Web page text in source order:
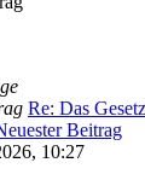
Re: Das
Beitrag
10:27